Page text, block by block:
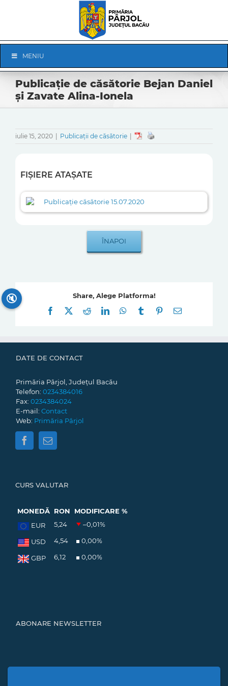
Navigation
MENIU
Publicație de căsătorie Bejan Daniel
și Zavate Alina-Ionela
iulie 15, 2020 Publicații de căsătorie
FIȘIERE ATAȘATE
Publicație căsătorie 15.07.2020
Share, Alege Platforma!
Facebook
RedditLinkedInWhatsApp
Tumblr Pinterest
E-
DATE DE CONTACT
Primăria Pârjol, Județul Bacău
Telefon: 0234384016
Fax: 0234384024
E-mail: Contact
Web: Primăria Pârjol
CURS VALUTAR
MONEDĂ RON
MODIFICARE %
EUR
5,24 –0,01%
USD 4,54 0,00%
GBP 6,12 0,00%
ABONARE NEWSLETTER
🔇